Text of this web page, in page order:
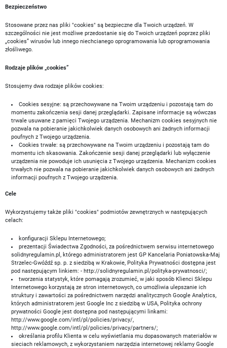
Bezpieczeństwo
Stosowane przez nas pliki "cookies" są bezpieczne dla Twoich urządzeń. W
szczególności nie jest możliwe przedostanie się do Twoich urządzeń poprzez pliki
„cookies” wirusów lub innego niechcianego oprogramowania lub oprogramowania
złośliwego.
Rodzaje plików „cookies”
Stosujemy dwa rodzaje plików cookies:
Cookies sesyjne: są przechowywane na Twoim urządzeniu i pozostają tam do
momentu zakończenia sesji danej przeglądarki. Zapisane informacje są wówczas
trwale usuwane z pamięci Twojego urządzenia. Mechanizm cookies sesyjnych nie
pozwala na pobieranie jakichkolwiek danych osobowych ani żadnych informacji
poufnych z Twojego urządzenia.
Cookies trwałe: są przechowywane na Twoim urządzeniu i pozostają tam do
momentu ich skasowania. Zakończenie sesji danej przeglądarki lub wyłączenie
urządzenia nie powoduje ich usunięcia z Twojego urządzenia. Mechanizm cookies
trwałych nie pozwala na pobieranie jakichkolwiek danych osobowych ani żadnych
informacji poufnych z Twojego urządzenia.
Cele
Wykorzystujemy także pliki "cookies" podmiotów zewnętrznych w następujących
celach:
konfiguracji Sklepu Internetowego;
prezentacji Świadectwa Zgodności, za pośrednictwem serwisu internetowego
solidnyregulamin.pl, którego administratorem jest GP Kancelaria Poniatowska-Maj
Strzelec-Gwóźdź sp. p. z siedzibą w Krakowie, Polityka Prywatności dostępna jest
pod następującym linkiem: - http://solidnyregulamin.pl/polityka-prywatnosci/;
tworzenia statystyk, które pomagają zrozumieć, w jaki sposób Klienci Sklepu
Internetowego korzystają ze stron internetowych, co umożliwia ulepszanie ich
struktury i zawartości za pośrednictwem narzędzi analitycznych Google Analytics,
których administratorem jest Google Inc z siedzibą w USA, Polityka ochrony
prywatności Google jest dostępna pod następującymi linkami:
http://www.google.com/intl/pl/policies/privacy/,
http://www.google.com/intl/pl/policies/privacy/partners/;
określania profilu Klienta w celu wyświetlania mu dopasowanych materiałów w
sieciach reklamowych, z wykorzystaniem narzędzia internetowej reklamy Google